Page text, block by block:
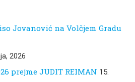
Jovanović na Volčjem Gradu
2026
prejme JUDIT REIMAN 15.